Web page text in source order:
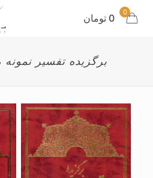
0 0 تومان
برگزیده تفسیر